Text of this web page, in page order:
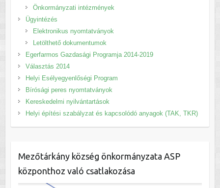
Önkormányzati intézmények
Ügyintézés
Elektronikus nyomtatványok
Letölthető dokumentumok
Egerfarmos Gazdasági Programja 2014-2019
Választás 2014
Helyi Esélyegyenlőségi Program
Bírósági peres nyomtatványok
Kereskedelmi nyilvántartások
Helyi építési szabályzat és kapcsolódó anyagok (TAK, TKR)
Mezőtárkány község önkormányzata ASP
központhoz való csatlakozása